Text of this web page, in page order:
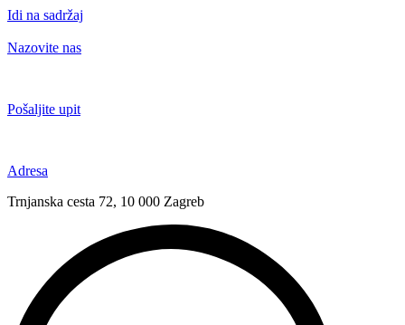
Idi na sadržaj
Nazovite nas
Pošaljite upit
Adresa
Trnjanska cesta 72, 10 000 Zagreb